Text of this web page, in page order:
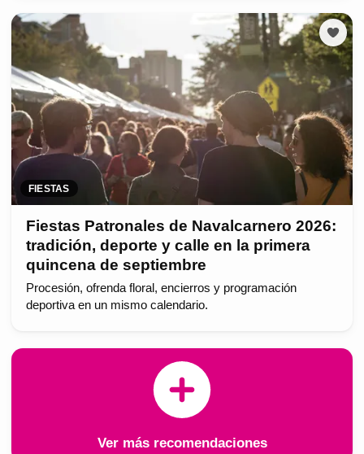
FIESTAS
Fiestas Patronales de Navalcarnero 2026:
tradición, deporte y calle en la primera
quincena de septiembre
Procesión, ofrenda floral, encierros y programación
deportiva en un mismo calendario.
Ver más recomendaciones